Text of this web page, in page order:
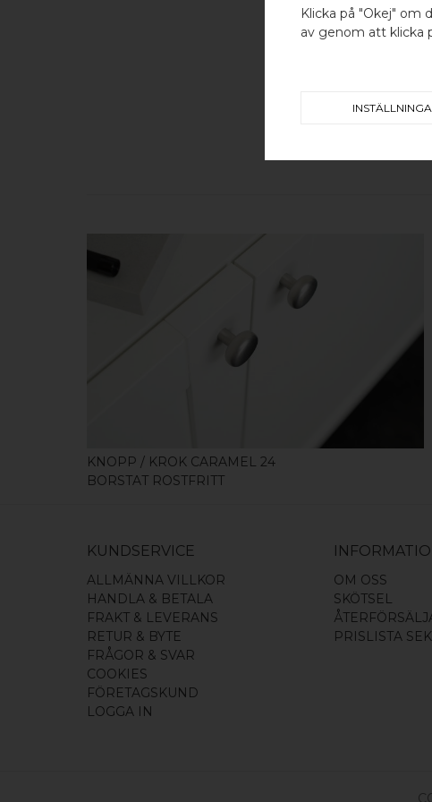
KÖP
KNOPP / KROK CARAMEL 24
BORSTAT ROSTFRITT
KUNDSERVICE
ALLMÄNNA VILLKOR
HANDLA & BETALA
FRAKT & LEVERANS
RETUR & BYTE
FRÅGOR & SVAR
COOKIES
FÖRETAGSKUND
LOGGA IN
OM OSS
SKÖTSEL
PRISLISTA SEK
Klicka på "Okej" om
av genom att klicka